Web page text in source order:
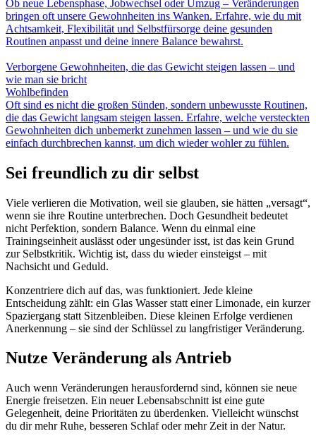
Ob neue Lebensphase, Jobwechsel oder Umzug – Veränderungen
bringen oft unsere Gewohnheiten ins Wanken. Erfahre, wie du mit
Achtsamkeit, Flexibilität und Selbstfürsorge deine gesunden
Routinen anpasst und deine innere Balance bewahrst.
Verborgene Gewohnheiten, die das Gewicht steigen lassen – und
wie man sie bricht
Wohlbefinden
Oft sind es nicht die großen Sünden, sondern unbewusste Routinen,
die das Gewicht langsam steigen lassen. Erfahre, welche versteckten
Gewohnheiten dich unbemerkt zunehmen lassen – und wie du sie
einfach durchbrechen kannst, um dich wieder wohler zu fühlen.
Sei freundlich zu dir selbst
Viele verlieren die Motivation, weil sie glauben, sie hätten „versagt“,
wenn sie ihre Routine unterbrechen. Doch Gesundheit bedeutet
nicht Perfektion, sondern Balance. Wenn du einmal eine
Trainingseinheit auslässt oder ungesünder isst, ist das kein Grund
zur Selbstkritik. Wichtig ist, dass du wieder einsteigst – mit
Nachsicht und Geduld.
Konzentriere dich auf das, was funktioniert. Jede kleine
Entscheidung zählt: ein Glas Wasser statt einer Limonade, ein kurzer
Spaziergang statt Sitzenbleiben. Diese kleinen Erfolge verdienen
Anerkennung – sie sind der Schlüssel zu langfristiger Veränderung.
Nutze Veränderung als Antrieb
Auch wenn Veränderungen herausfordernd sind, können sie neue
Energie freisetzen. Ein neuer Lebensabschnitt ist eine gute
Gelegenheit, deine Prioritäten zu überdenken. Vielleicht wünschst
du dir mehr Ruhe, besseren Schlaf oder mehr Zeit in der Natur.